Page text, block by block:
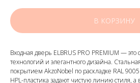
В КОРЗИНУ
Входная дверь ELBRUS PRO PREMIUM —
технологий и элегантного дизайна.
покрытием AkzoNobel по раскладке RAL
HPL-пластика задают чистую линию стиля,